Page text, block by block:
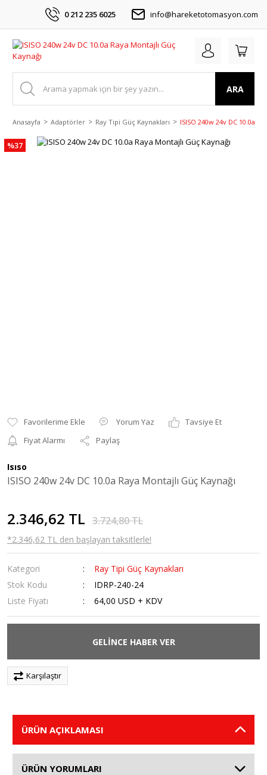
0 212 235 6025 info@hareketotomasyon.com
ARA
Anasayfa Adaptörler Ray Tipi Güç Kaynakları ISISO 240w 24v DC 10.0a
%37
Yorum Yaz
Tavsiye Et
Fiyat Alarmı
Paylaş
Isıso
ISISO 240w 24v DC 10.0a Raya Montajlı Güç Kaynağı
2.346,62 TL 3.724,80 TL
*2.346,62 TL den başlayan taksitlerle!
Kategori
Ray Tipi Güç Kaynakları
Stok Kodu
IDRP-240-24
Liste Fiyatı
64,00 USD + KDV
GELİNCE HABER VER
Karşılaştır
ÜRÜN AÇIKLAMASI
ÜRÜN YORUMLARI